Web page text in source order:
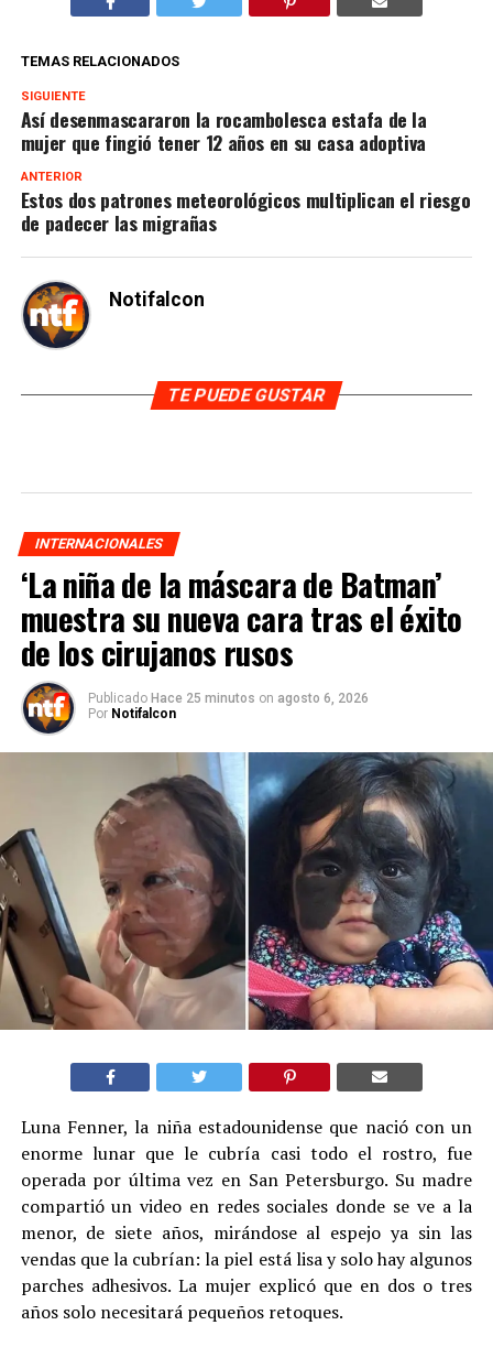
TEMAS RELACIONADOS
SIGUIENTE
Así desenmascararon la rocambolesca estafa de la
mujer que fingió tener 12 años en su casa adoptiva
ANTERIOR
Estos dos patrones meteorológicos multiplican el riesgo
de padecer las migrañas
Notifalcon
TE PUEDE GUSTAR
INTERNACIONALES
‘La niña de la máscara de Batman’
muestra su nueva cara tras el éxito
de los cirujanos rusos
Publicado Hace 25 minutos on agosto 6, 2026
Por Notifalcon
Luna Fenner, la niña estadounidense que nació con un
enorme lunar que le cubría casi todo el rostro, fue
operada por última vez en San Petersburgo. Su madre
compartió un video en redes sociales donde se ve a la
menor, de siete años, mirándose al espejo ya sin las
vendas que la cubrían: la piel está lisa y solo hay algunos
parches adhesivos. La mujer explicó que en dos o tres
años solo necesitará pequeños retoques.